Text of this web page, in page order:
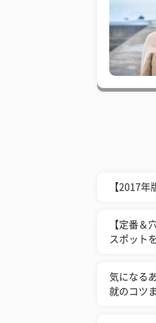
【2017
【定番＆
スポット
気になる
就のコツ